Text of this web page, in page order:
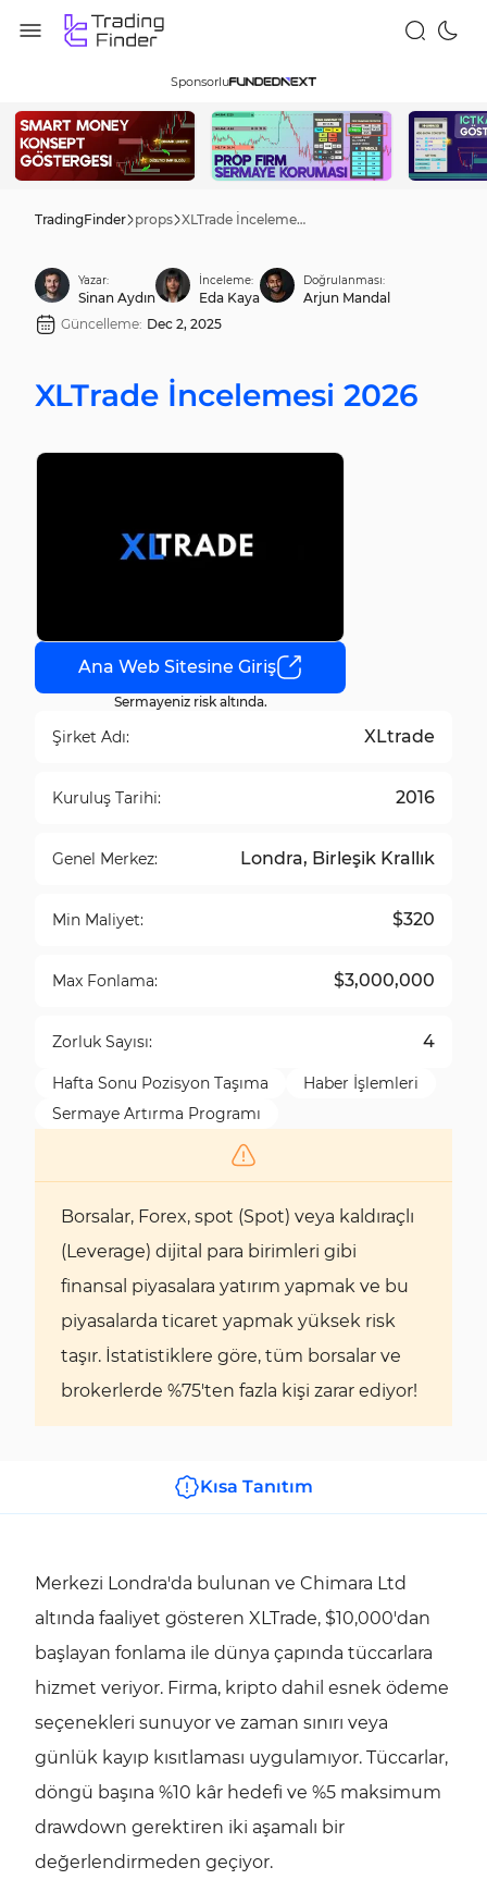
Sponsorlu
TradingFinder props XLTrade İncelemesi 2026
Yazar:
Sinan Aydın
İnceleme:
Eda Kaya
Doğrulanması:
Arjun Mandal
Güncelleme: Dec 2, 2025
XLTrade İncelemesi 2026
Ana Web Sitesine Giriş
Sermayeniz risk altında.
Şirket Adı: XLtrade
Kuruluş Tarihi: 2016
Genel Merkez: Londra, Birleşik Krallık
Min Maliyet: $320
Max Fonlama: $3,000,000
Zorluk Sayısı: 4
Hafta Sonu Pozisyon Taşıma
Haber İşlemleri
Sermaye Artırma Programı
Borsalar, Forex, spot (Spot) veya kaldıraçlı
(Leverage) dijital para birimleri gibi
finansal piyasalara yatırım yapmak ve bu
piyasalarda ticaret yapmak yüksek risk
taşır. İstatistiklere göre, tüm borsalar ve
brokerlerde %75'ten fazla kişi zarar ediyor!
Kısa Tanıtım
Merkezi Londra'da bulunan ve Chimara Ltd
altında faaliyet gösteren XLTrade, $10,000'dan
başlayan fonlama ile dünya çapında tüccarlara
hizmet veriyor. Firma, kripto dahil esnek ödeme
seçenekleri sunuyor ve zaman sınırı veya
günlük kayıp kısıtlaması uygulamıyor. Tüccarlar,
döngü başına %10 kâr hedefi ve %5 maksimum
drawdown gerektiren iki aşamalı bir
değerlendirmeden geçiyor.